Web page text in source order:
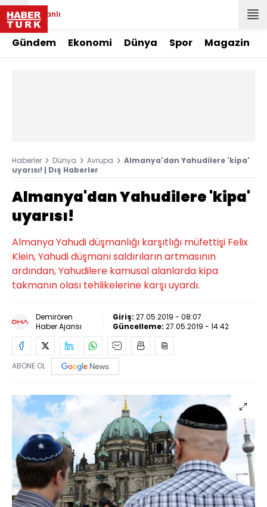
Canlı
Gündem Ekonomi Dünya Spor Magazin
Haberler Dünya Avrupa
Almanya'dan Yahudilere 'kipa'
uyarısı! | Dış Haberler
Almanya'dan Yahudilere 'kipa'
uyarısı!
Almanya Yahudi düşmanlığı karşıtlığı müfettişi Felix
Klein, Yahudi düşmanı saldırıların artmasının
ardından, Yahudilere kamusal alanlarda kipa
takmanın olası tehlikelerine karşı uyardı.
Demirören
Haber Ajansı
Giriş: 27.05.2019 - 08:07
Güncelleme: 27.05.2019 - 14:42
ABONE OL